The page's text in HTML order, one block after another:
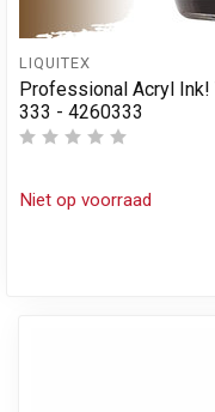
LIQUITEX
Professional Acryl Ink!
333 - 4260333
Niet op voorraad